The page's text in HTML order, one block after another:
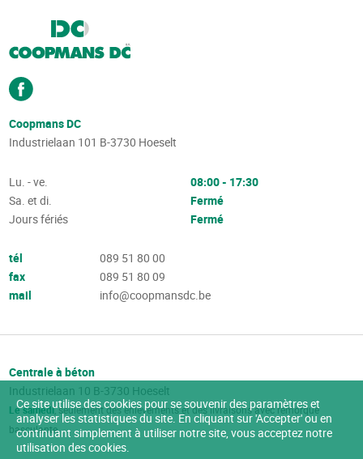
Coopmans DC
Industrielaan 101 B-3730 Hoeselt
Lu. - ve.
Sa. et di.
Jours fériés
08:00 - 17:30
Fermé
Fermé
tél
fax
mail
089 51 80 00
089 51 80 09
info@coopmansdc.be
Centrale à béton
Industrielaan 10 B-3730 Hoeselt
Le samedi, seulement des enlèvements et des livraisons avec remorque
basculante
Ce site utilise des cookies pour se souvenir des paramètres et
analyser les statistiques du site. En cliquant sur 'Accepter' ou en
continuant simplement à utiliser notre site, vous acceptez notre
utilisation des cookies.